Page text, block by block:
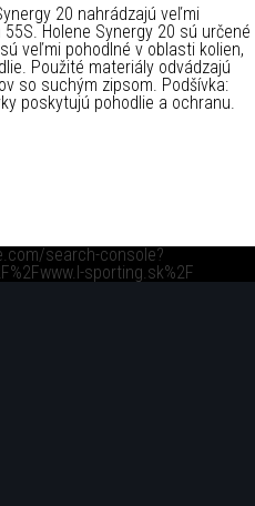
20 nahrádzajú veľmi
Holene Synergy 20 sú určené
veľmi pohodlné v oblasti kolien,
Použité materiály odvádzajú
so suchým zipsom. Podšívka:
poskytujú pohodlie a ochranu.
search-console?
sporting.sk%2F